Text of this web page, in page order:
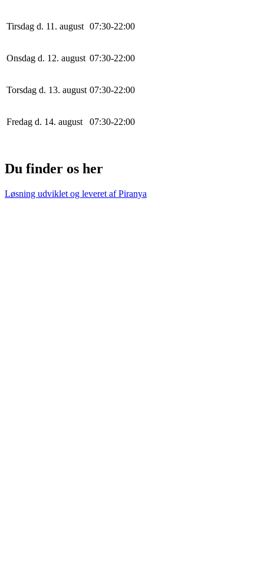
Tirsdag d. 11. august 07:30-22:00
Onsdag d. 12. august 07:30-22:00
Torsdag d. 13. august 07:30-22:00
Fredag d. 14. august 07:30-22:00
Du finder os her
Løsning udviklet og leveret afPiranya